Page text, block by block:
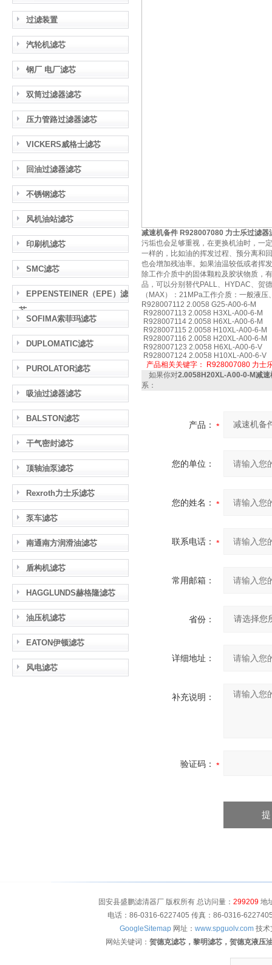
过滤装置
汽轮机滤芯
钢厂 电厂滤芯
双筒过滤器滤芯
压力管路过滤器滤芯
VICKERS威格士滤芯
回油过滤器滤芯
不锈钢滤芯
风机油站滤芯
印刷机滤芯
SMC滤芯
EPPENSTEINER（EPE）滤
芯
SOFIMA索菲玛滤芯
DUPLOMATIC滤芯
PUROLATOR滤芯
吸油过滤器滤芯
BALSTON滤芯
干气密封滤芯
顶轴油泵滤芯
Rexroth力士乐滤芯
泵车滤芯
南通南方润滑油滤芯
盾构机滤芯
HAGGLUNDS赫格隆滤芯
油压机滤芯
EATON伊顿滤芯
风电滤芯
减速机备件 R928007080 力士乐过滤器
污垢也会足够重视，在更换机油时，一
一样的，比如油的挥发过程、预分离和
也会增加残油率。如果油温较低或者挥
除工作介质中的固体颗粒及胶状物质，
品，可以分别替代PALL、HYDAC、贺
（MAX）：21MPa工作介质：一般液
R928007112 2.0058 G25-A00-6-M
R928007113 2.0058 H3XL-A00-6-M
R928007114 2.0058 H6XL-A00-6-M
R928007115 2.0058 H10XL-A00-6-M
R928007116 2.0058 H20XL-A00-6-M
R928007123 2.0058 H6XL-A00-6-V
R928007124 2.0058 H10XL-A00-6-V
产品相关关键字：
R928007080 力士
如果你对2.0058H20XL-A00-0-M减
系：
产品：
您的单位：
您的姓名：
联系电话：
常用邮箱：
省份：
详细地址：
补充说明：
验证码：
固安县盛鹏滤清器厂 版权所有 总访问量： 299209地
电话：86-0316-6227405 传真：86-0316-
GoogleSitemap 网址： www.spguolv.com 技术
网站关键词： 贺德克滤芯，黎明滤芯，贺德克液压